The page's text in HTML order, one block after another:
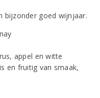
bijzonder goed wijnjaar.
appel en witte
en fruitig van smaak,